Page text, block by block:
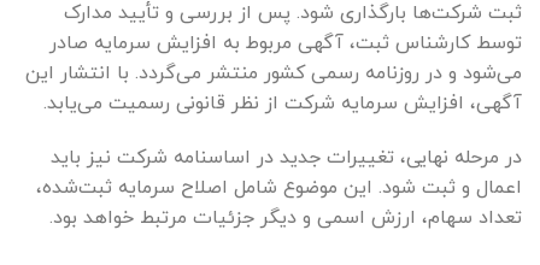
ثبت شرکت‌ها بارگذاری شود. پس از بررسی و تأیید مدارک
توسط کارشناس ثبت، آگهی مربوط به افزایش سرمایه صادر
می‌شود و در روزنامه رسمی کشور منتشر می‌گردد. با انتشار این
آگهی، افزایش سرمایه شرکت از نظر قانونی رسمیت می‌یابد.
در مرحله نهایی، تغییرات جدید در اساسنامه شرکت نیز باید
اعمال و ثبت شود. این موضوع شامل اصلاح سرمایه ثبت‌شده،
تعداد سهام، ارزش اسمی و دیگر جزئیات مرتبط خواهد بود.